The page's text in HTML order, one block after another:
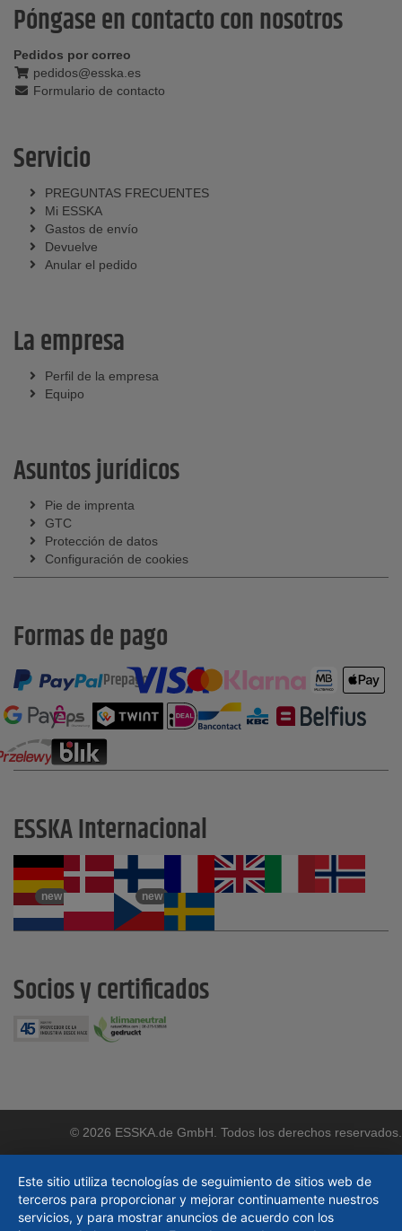
Póngase en contacto con nosotros
Pedidos por correo
pedidos@esska.es
Formulario de contacto
Servicio
PREGUNTAS FRECUENTES
Mi ESSKA
Gastos de envío
Devuelve
Anular el pedido
La empresa
Perfil de la empresa
Equipo
Asuntos jurídicos
Pie de imprenta
GTC
Protección de datos
Configuración de cookies
Formas de pago
Prepago
ESSKA Internacional
new new
Socios y certificados
© 2026 ESSKA.de GmbH. Todos los derechos reservados.
Este sitio utiliza tecnologías de seguimiento de sitios web de
terceros para proporcionar y mejorar continuamente nuestros
servicios, y para mostrar anuncios de acuerdo con los